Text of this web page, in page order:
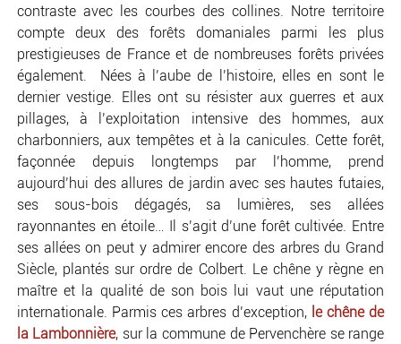
contraste avec les courbes des collines. Notre territoire
compte deux des forêts domaniales parmi les plus
prestigieuses de France et de nombreuses forêts privées
également. Nées à l’aube de l’histoire, elles en sont le
dernier vestige. Elles ont su résister aux guerres et aux
pillages, à l’exploitation intensive des hommes, aux
charbonniers, aux tempêtes et à la canicules. Cette forêt,
façonnée depuis longtemps par l’homme, prend
aujourd’hui des allures de jardin avec ses hautes futaies,
ses sous-bois dégagés, sa lumières, ses allées
rayonnantes en étoile… Il s’agit d’une forêt cultivée. Entre
ses allées on peut y admirer encore des arbres du Grand
Siècle, plantés sur ordre de Colbert. Le chêne y règne en
maître et la qualité de son bois lui vaut une réputation
internationale. Parmis ces arbres d’exception, le chêne de
la Lambonnière, sur la commune de Pervenchère se range